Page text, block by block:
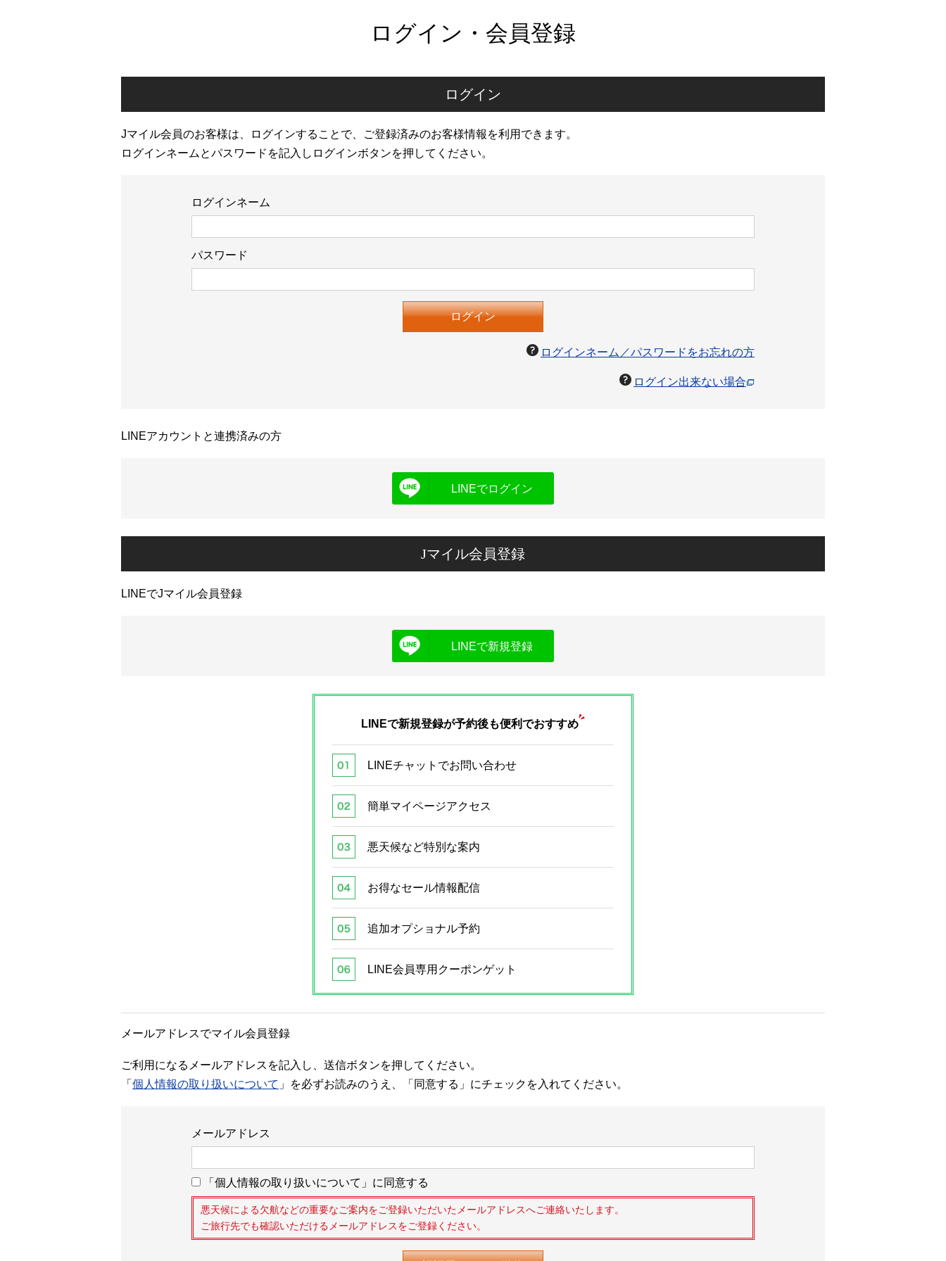
ログイン・会員登録
ログイン
Jマイル会員のお客様は、ログインすることで、ご登録済みのお客様情報を利用できます。
ログインネームとパスワードを記入しログインボタンを押してください。
ログインネーム
パスワード
ログインネーム／パスワードをお忘れの方
ログイン出来ない場合
LINEアカウントと連携済みの方
LINEでログイン
Jマイル会員登録
LINEでJマイル会員登録
LINEで新規登録
LINEで新規登録が予約後も便利でおすすめ
LINEチャットでお問い合わせ
簡単マイページアクセス
悪天候など特別な案内
お得なセール情報配信
追加オプショナル予約
LINE会員専用クーポンゲット
メールアドレスでマイル会員登録
ご利用になるメールアドレスを記入し、送信ボタンを押してください。
「 個人情報の取り扱いについて 」を必ずお読みのうえ、「同意する」にチェックを入れてください。
メールアドレス
「個人情報の取り扱いについて」に同意する
悪天候による欠航などの重要なご案内をご登録いただいたメールアドレスへご連絡いたします。
ご旅行先でも確認いただけるメールアドレスをご登録ください。